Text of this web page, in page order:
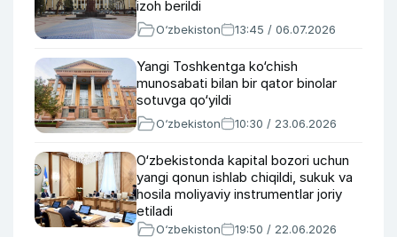
izoh berildi
O‘zbekiston 13:45 / 06.07.2026
Yangi Toshkentga ko‘chish
munosabati bilan bir qator binolar
sotuvga qo‘yildi
O‘zbekiston 10:30 / 23.06.2026
O‘zbekistonda kapital bozori uchun
yangi qonun ishlab chiqildi, sukuk va
hosila moliyaviy instrumentlar joriy
etiladi
O‘zbekiston 19:50 / 22.06.2026